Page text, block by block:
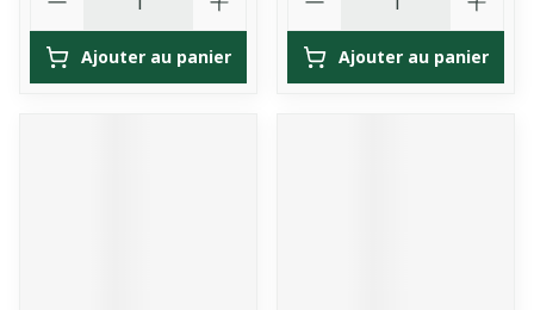
Ajouter au panier Ajouter au panier